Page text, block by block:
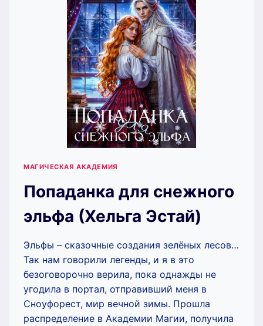
МАГИЧЕСКАЯ АКАДЕМИЯ
Попаданка для снежного
эльфа (Хельга Эстай)
Эльфы – сказочные создания зелёных лесов…
Так нам говорили легенды, и я в это
безоговорочно верила, пока однажды не
угодила в портал, отправивший меня в
Сноуфорест, мир вечной зимы. Прошла
распределение в Академии Магии, получила